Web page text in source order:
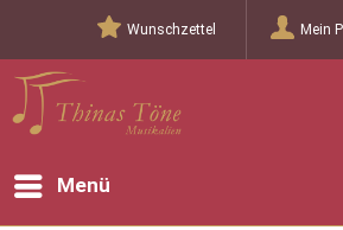
Wunschzettel Mein
Menü